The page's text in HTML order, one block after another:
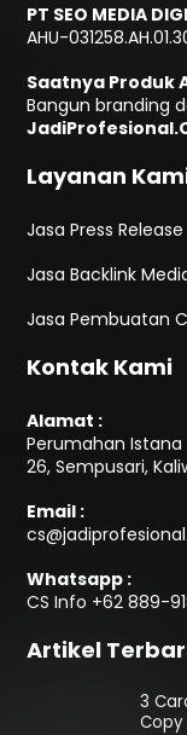
PT SEO MEDIA
AHU-
Saatnya Produk
Bangun branding
Layanan
Jasa Press Release
Jasa Backlink
Jasa Pembuatan
Kontak Kami
Alamat :
Perumahan Istana
26, Sempusari,
Email :
Whatsapp :
CS Info +62 889-
Artikel
3
Copy